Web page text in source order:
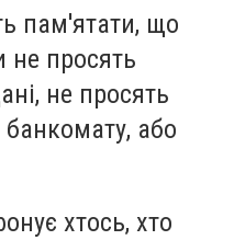
пам'ятати, що
не просять
не просять
банкомату, або
хтось, хто